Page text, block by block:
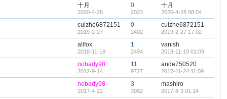
十月
2020-4-28
0
2023
十月
2020-4-28 08:04
cuizhe6872151
2019-2-27
0
2402
cuizhe6872151
2019-2-27 17:02
allfox
2018-11-18
1
2494
vanish
2018-11-19 01:09
nobady98
2012-9-14
11
9727
ande750520
2017-11-24 11:09
nobady98
2017-4-22
3
3962
mashiro
2017-8-3 01:14